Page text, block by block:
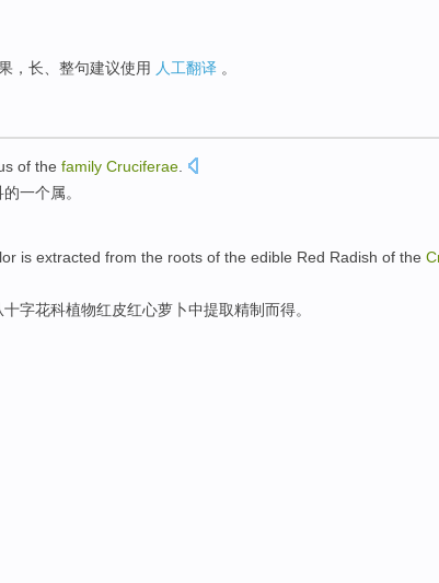
，长、整句建议使用 人工翻译 。
of the family Cruciferae
的一个属。
is extracted from the roots of the edible Red Radish of the
十字花科植物红皮红心萝卜中提取精制而得。